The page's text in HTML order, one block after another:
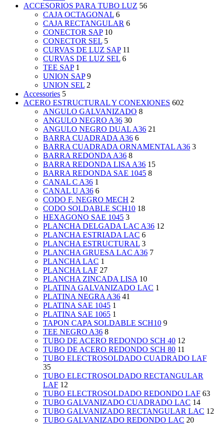
ACCESORIOS PARA TUBO LUZ 56
CAJA OCTAGONAL 6
CAJA RECTANGULAR 6
CONECTOR SAP 10
CONECTOR SEL 5
CURVAS DE LUZ SAP 11
CURVAS DE LUZ SEL 6
TEE SAP 1
UNION SAP 9
UNION SEL 2
Accessories 5
ACERO ESTRUCTURAL Y CONEXIONES 602
ANGULO GALVANIZADO 8
ANGULO NEGRO A36 30
ANGULO NEGRO DUAL A36 21
BARRA CUADRADA A36 6
BARRA CUADRADA ORNAMENTAL A36 3
BARRA REDONDA A36 8
BARRA REDONDA LISA A36 15
BARRA REDONDA SAE 1045 8
CANAL C A36 1
CANAL U A36 6
CODO F. NEGRO MECH 2
CODO SOLDABLE SCH10 18
HEXAGONO SAE 1045 3
PLANCHA DELGADA LAC A36 12
PLANCHA ESTRIADA LAC 6
PLANCHA ESTRUCTURAL 3
PLANCHA GRUESA LAC A36 7
PLANCHA LAC 1
PLANCHA LAF 27
PLANCHA ZINCADA LISA 10
PLATINA GALVANIZADO LAC 1
PLATINA NEGRA A36 41
PLATINA SAE 1045 1
PLATINA SAE 1065 1
TAPON CAPA SOLDABLE SCH10 9
TEE NEGRO A36 8
TUBO DE ACERO REDONDO SCH 40 12
TUBO DE ACERO REDONDO SCH 80 11
TUBO ELECTROSOLDADO CUADRADO LAF
35
TUBO ELECTROSOLDADO RECTANGULAR
LAF 12
TUBO ELECTROSOLDADO REDONDO LAF 63
TUBO GALVANIZADO CUADRADO LAC 14
TUBO GALVANIZADO RECTANGULAR LAC 12
TUBO GALVANIZADO REDONDO LAC 20